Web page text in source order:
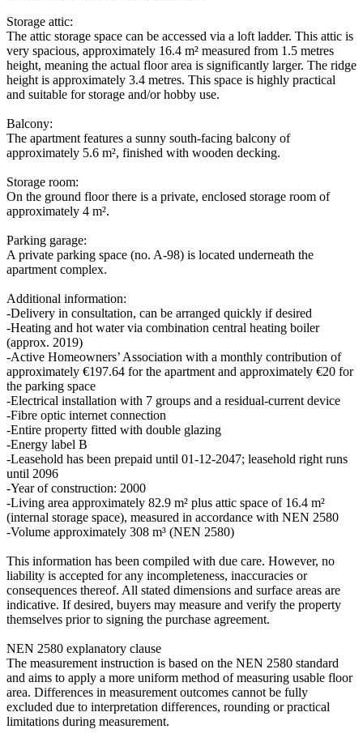
Storage attic:
The attic storage space can be accessed via a loft ladder. This attic is
very spacious, approximately 16.4 m² measured from 1.5 metres
height, meaning the actual floor area is significantly larger. The ridge
height is approximately 3.4 metres. This space is highly practical
and suitable for storage and/or hobby use.
Balcony:
The apartment features a sunny south-facing balcony of
approximately 5.6 m², finished with wooden decking.
Storage room:
On the ground floor there is a private, enclosed storage room of
approximately 4 m².
Parking garage:
A private parking space (no. A-98) is located underneath the
apartment complex.
Additional information:
-Delivery in consultation, can be arranged quickly if desired
-Heating and hot water via combination central heating boiler
(approx. 2019)
-Active Homeowners’ Association with a monthly contribution of
approximately €197.64 for the apartment and approximately €20 for
the parking space
-Electrical installation with 7 groups and a residual-current device
-Fibre optic internet connection
-Entire property fitted with double glazing
-Energy label B
-Leasehold has been prepaid until 01-12-2047; leasehold right runs
until 2096
-Year of construction: 2000
-Living area approximately 82.9 m² plus attic space of 16.4 m²
(internal storage space), measured in accordance with NEN 2580
-Volume approximately 308 m³ (NEN 2580)
This information has been compiled with due care. However, no
liability is accepted for any incompleteness, inaccuracies or
consequences thereof. All stated dimensions and surface areas are
indicative. If desired, buyers may measure and verify the property
themselves prior to signing the purchase agreement.
NEN 2580 explanatory clause
The measurement instruction is based on the NEN 2580 standard
and aims to apply a more uniform method of measuring usable floor
area. Differences in measurement outcomes cannot be fully
excluded due to interpretation differences, rounding or practical
limitations during measurement.